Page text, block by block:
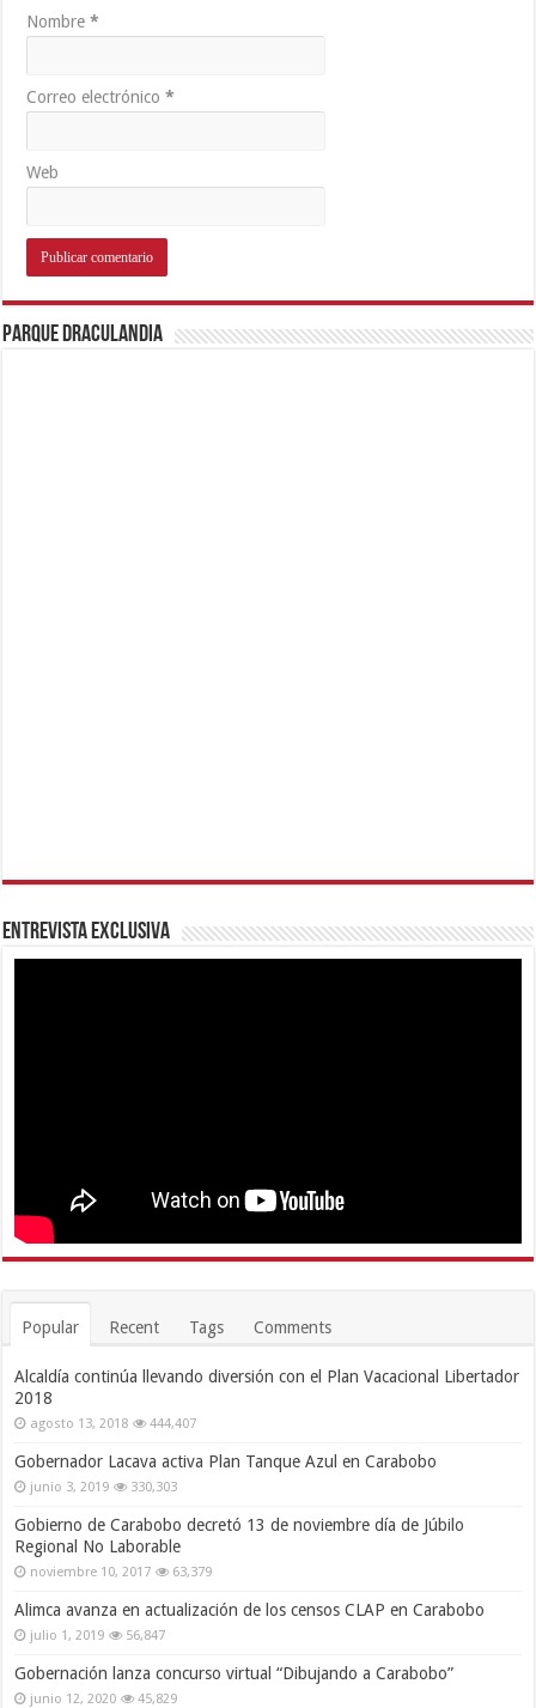
Nombre*
Correo electrónico*
Web
Parque Draculandia
Entrevista Exclusiva
Popular Recent Tags Comments
Alcaldía continúa llevando diversión con el Plan Vacacional Libertador
2018
agosto 13, 2018 444,407
Gobernador Lacava activa Plan Tanque Azul en Carabobo
junio 3, 2019 330,303
Gobierno de Carabobo decretó 13 de noviembre día de Júbilo
Regional No Laborable
noviembre 10, 2017 63,379
Alimca avanza en actualización de los censos CLAP en Carabobo
julio 1, 2019 56,847
Gobernación lanza concurso virtual “Dibujando a Carabobo”
junio 12, 2020 45,829